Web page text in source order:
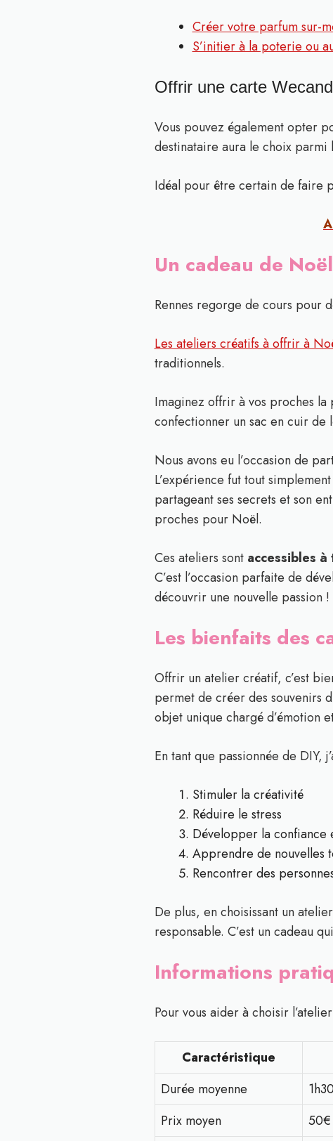
Créer votre parfum sur-
S’initier à la poterie ou
Offrir une carte
Vous pouvez également opter
destinataire aura le choix parmi
Idéal pour être certain de faire
Un cadeau de
Rennes regorge de cours pour
Les ateliers créatifs à offrir à
traditionnels.
Imaginez offrir à vos proches
confectionner un sac en cuir de
Nous avons eu l’occasion de
L’expérience fut tout
partageant ses secrets et son
proches pour Noël.
Ces ateliers sont accessibles
C’est l’occasion parfaite de
découvrir une nouvelle passion !
Les bienfaits des
Offrir un atelier créatif, c’est
permet de créer des souvenirs
objet unique chargé d’émotion
En tant que passionnée de DIY,
Stimuler la créativité
Réduire le stress
Développer la confiance
Apprendre de nouvelles
Rencontrer des
De plus, en choisissant un
responsable. C’est un cadeau
Informations
Pour vous aider à choisir
Caractéristique
Durée moyenne
Prix moyen
50€